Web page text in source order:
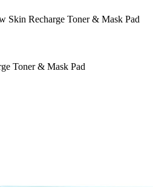
Skin Recharge Toner & Mask Pad
Toner & Mask Pad